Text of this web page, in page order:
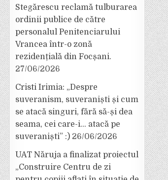
Stegărescu reclamă tulburarea
ordinii publice de către
personalul Penitenciarului
Vrancea într-o zonă
rezidențială din Focșani.
27/06/2026
Cristi Irimia: „Despre
suveranism, suveraniști și cum
se atacă singuri, fără să-și dea
seama, cei care-i… atacă pe
suveraniști” :) 26/06/2026
UAT Năruja a finalizat proiectul
„Construire Centru de zi